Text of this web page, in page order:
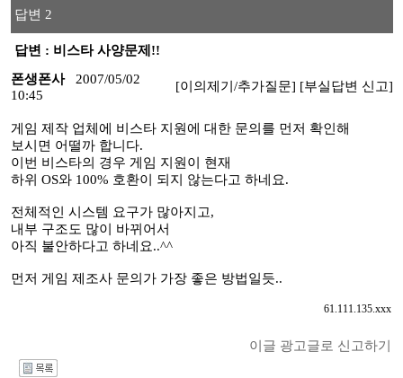
답변 2
답변 : 비스타 사양문제!!
폰생폰사
2007/05/02
10:45
[이의제기/추가질문] [부실답변 신고]
게임 제작 업체에 비스타 지원에 대한 문의를 먼저 확인해
보시면 어떨까 합니다.
이번 비스타의 경우 게임 지원이 현재
하위 OS와 100% 호환이 되지 않는다고 하네요.
전체적인 시스템 요구가 많아지고,
내부 구조도 많이 바뀌어서
아직 불안하다고 하네요..^^
먼저 게임 제조사 문의가 가장 좋은 방법일듯..
61.111.135.xxx
이글 광고글로 신고하기